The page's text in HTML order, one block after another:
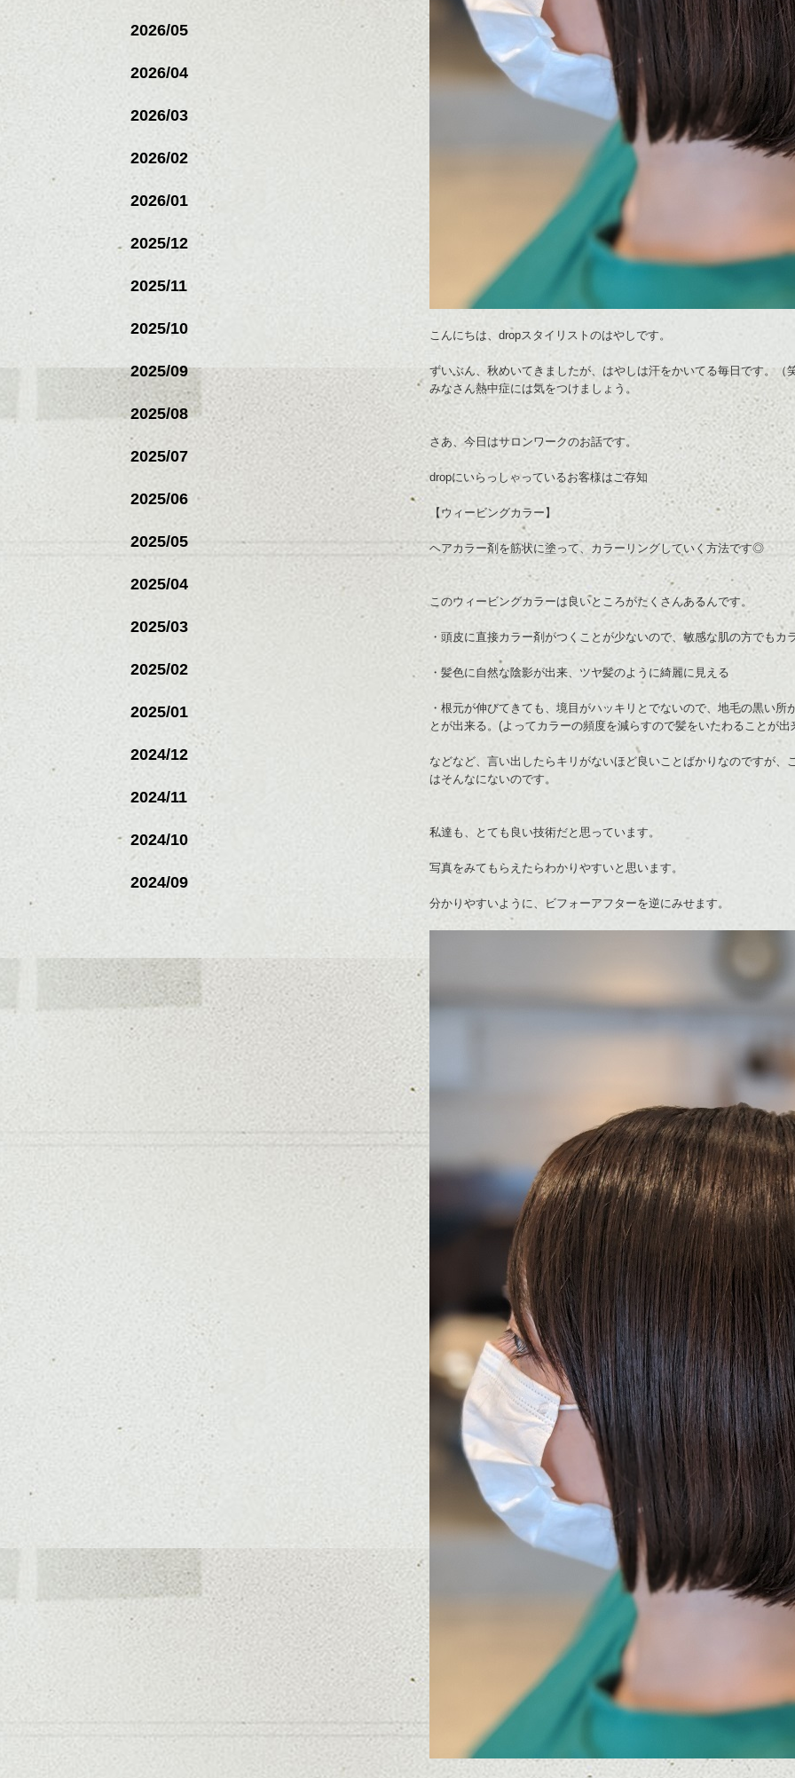
こんにちは、dropスタイリストのはやしです。
ずいぶん、秋めいてきましたが、はやしは汗をかいてる毎日です。（
みなさん熱中症には気をつけましょう。
さあ、今日はサロンワークのお話です。
dropにいらっしゃっているお客様はご存知
【ウィービングカラー】
ヘアカラー剤を筋状に塗って、カラーリングしていく方法です◎
このウィービングカラーは良いところがたくさんあるんです。
・頭皮に直接カラー剤がつくことが少ないので、敏感な肌の方でもカ
・髪色に自然な陰影が出来、ツヤ髪のように綺麗に見える
・根元が伸びてきても、境目がハッキリとでないので、地毛の黒い
とが出来る。(よってカラーの頻度を減らすので髪をいたわることが出
などなど、言い出したらキリがないほど良いことばかりなのですが
はそんなにないのです。
私達も、とても良い技術だと思っています。
写真をみてもらえたらわかりやすいと思います。
分かりやすいように、ビフォーアフターを逆にみせます。
2026/05
2026/04
2026/03
2026/02
2026/01
2025/12
2025/11
2025/10
2025/09
2025/08
2025/07
2025/06
2025/05
2025/04
2025/03
2025/02
2025/01
2024/12
2024/11
2024/10
2024/09